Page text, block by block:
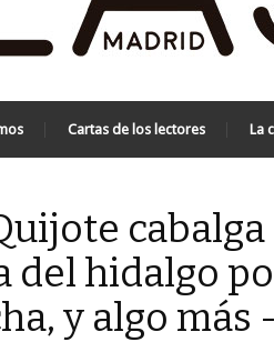
Cartas de los lectores La
del hidalgo
y algo más